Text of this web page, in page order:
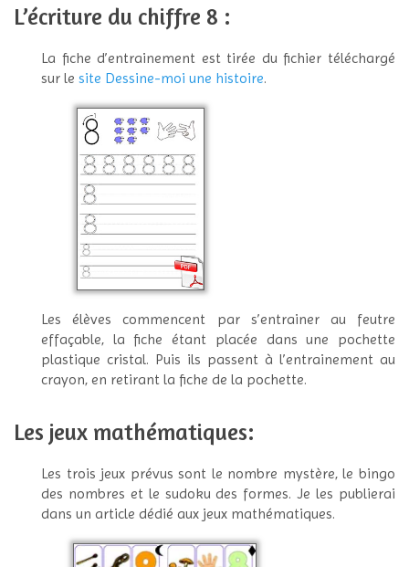
L’écriture du chiffre 8 :
La fiche d’entrainement est tirée du fichier téléchargé
sur le site Dessine-moi une histoire.
Les élèves commencent par s’entrainer au feutre
effaçable, la fiche étant placée dans une pochette
plastique cristal. Puis ils passent à l’entrainement au
crayon, en retirant la fiche de la pochette.
Les jeux mathématiques:
Les trois jeux prévus sont le nombre mystère, le bingo
des nombres et le sudoku des formes. Je les publierai
dans un article dédié aux jeux mathématiques.